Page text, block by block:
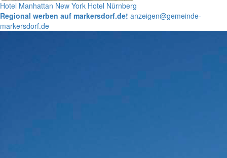
Hotel Manhattan New York Hotel Nürnberg
Regional werben auf markersdorf.de! anzeigen@gemeinde-
markersdorf.de